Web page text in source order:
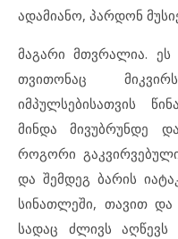
ადამიანო, პარდონ
მაგარი მთვრალია. ეს
თვითონაც
იმპულსებისათვის
მინდა მივუბრუნდე
როგორი
და შემდეგ ბარის
სინათლეში, თავით და
სადაც ძლივს